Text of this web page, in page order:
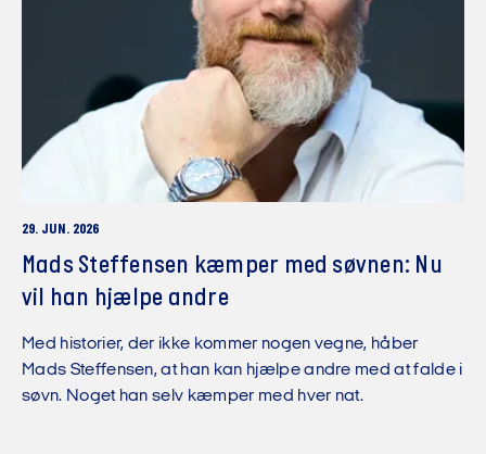
29. JUN. 2026
Mads Steffensen kæmper med søvnen: Nu
vil han hjælpe andre
Med historier, der ikke kommer nogen vegne, håber
Mads Steffensen, at han kan hjælpe andre med at falde i
søvn. Noget han selv kæmper med hver nat.